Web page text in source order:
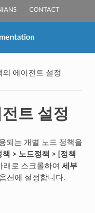
CONTACT
의 에이전트 설정
트 설정
되는 개별 노드 정책을
책 > 노드정책 > [정책
래로 스크롤하여 세부
션에 설정합니다.